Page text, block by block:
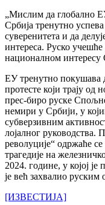
„Мислим да глобално
Србија тренутно
суверенитета и да
интереса. Руско
националном интересу
ЕУ тренутно покушава
протесте који трају од
прес-биро руске
немири у Србији, у
субверзивним
лојалног руководства.
револуције“ одржаће
трагедије на
2024. године, у којој
је већ захвалио
[ИЗВЕСТИЈА]